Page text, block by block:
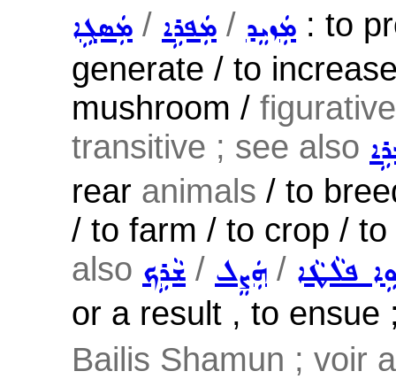
ܡܲܣܓܹܐ / ܡܲܦܪܹܐ / ܡܲܙܝܸܕ : to
generate / to
mushroom /
transitive ; see also
rear animals / to
/ to farm / to crop /
also ܫܵܪܹܟ / ܗܲܨܸܠ / ܦܠܵܛܵܐ
or a result , to ensue
Bailis Shamun ; voir